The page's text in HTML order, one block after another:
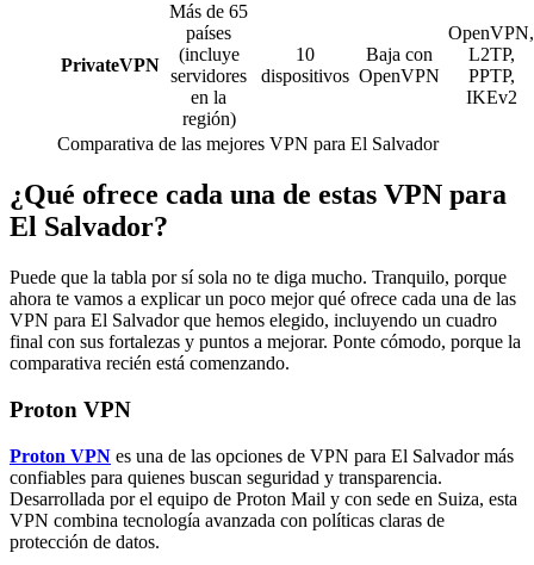
PrivateVPN
Más de 65
países
(incluye
servidores
en la
región)
10
dispositivos
Baja con
OpenVPN
OpenVPN,
L2TP,
PPTP,
IKEv2
Comparativa de las mejores VPN para El Salvador
¿Qué ofrece cada una de estas VPN para
El Salvador?
Puede que la tabla por sí sola no te diga mucho. Tranquilo, porque
ahora te vamos a explicar un poco mejor qué ofrece cada una de las
VPN para El Salvador que hemos elegido, incluyendo un cuadro
final con sus fortalezas y puntos a mejorar. Ponte cómodo, porque la
comparativa recién está comenzando.
Proton VPN
Proton VPN es una de las opciones de VPN para El Salvador más
confiables para quienes buscan seguridad y transparencia.
Desarrollada por el equipo de Proton Mail y con sede en Suiza, esta
VPN combina tecnología avanzada con políticas claras de
protección de datos.